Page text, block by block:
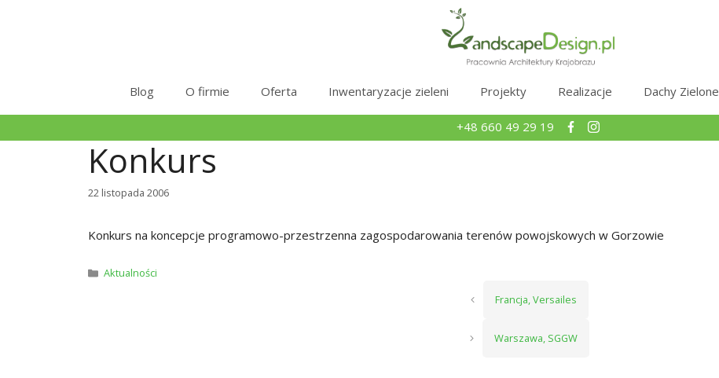
Blog O firmie Oferta Inwentaryzacje zieleni Projekty Realizacje Dachy Zielone
+48 660 49 29 19
Konkurs
22 listopada 2006
Konkurs na koncepcje programowo-przestrzenna zagospodarowania terenów powojskowych w Gorzowie
Kategorie
Aktualności
Francja, Versailes
Warszawa, SGGW